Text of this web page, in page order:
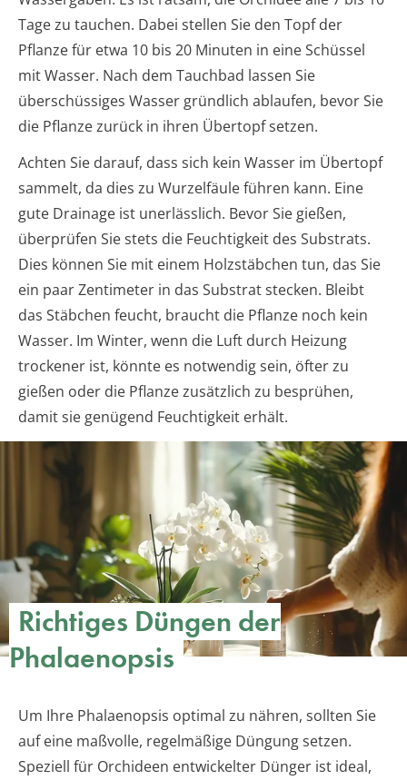
Tage zu tauchen. Dabei stellen Sie den Topf der
Pflanze für etwa 10 bis 20 Minuten in eine Schüssel
mit Wasser. Nach dem Tauchbad lassen Sie
überschüssiges Wasser gründlich ablaufen, bevor Sie
die Pflanze zurück in ihren Übertopf setzen.
Achten Sie darauf, dass sich kein Wasser im Übertopf
sammelt, da dies zu Wurzelfäule führen kann. Eine
gute Drainage ist unerlässlich. Bevor Sie gießen,
überprüfen Sie stets die Feuchtigkeit des Substrats.
Dies können Sie mit einem Holzstäbchen tun, das Sie
ein paar Zentimeter in das Substrat stecken. Bleibt
das Stäbchen feucht, braucht die Pflanze noch kein
Wasser. Im Winter, wenn die Luft durch Heizung
trockener ist, könnte es notwendig sein, öfter zu
gießen oder die Pflanze zusätzlich zu besprühen,
damit sie genügend Feuchtigkeit erhält.
Richtiges Düngen der
Phalaenopsis
Um Ihre Phalaenopsis optimal zu nähren, sollten Sie
auf eine maßvolle, regelmäßige Düngung setzen.
Speziell für Orchideen entwickelter Dünger ist ideal,